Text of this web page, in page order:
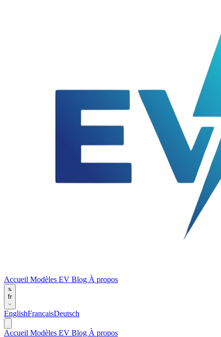
Accueil Modèles EV Blog À propos
fr
EnglishFrançaisDeutsch
Accueil Modèles EV Blog À propos